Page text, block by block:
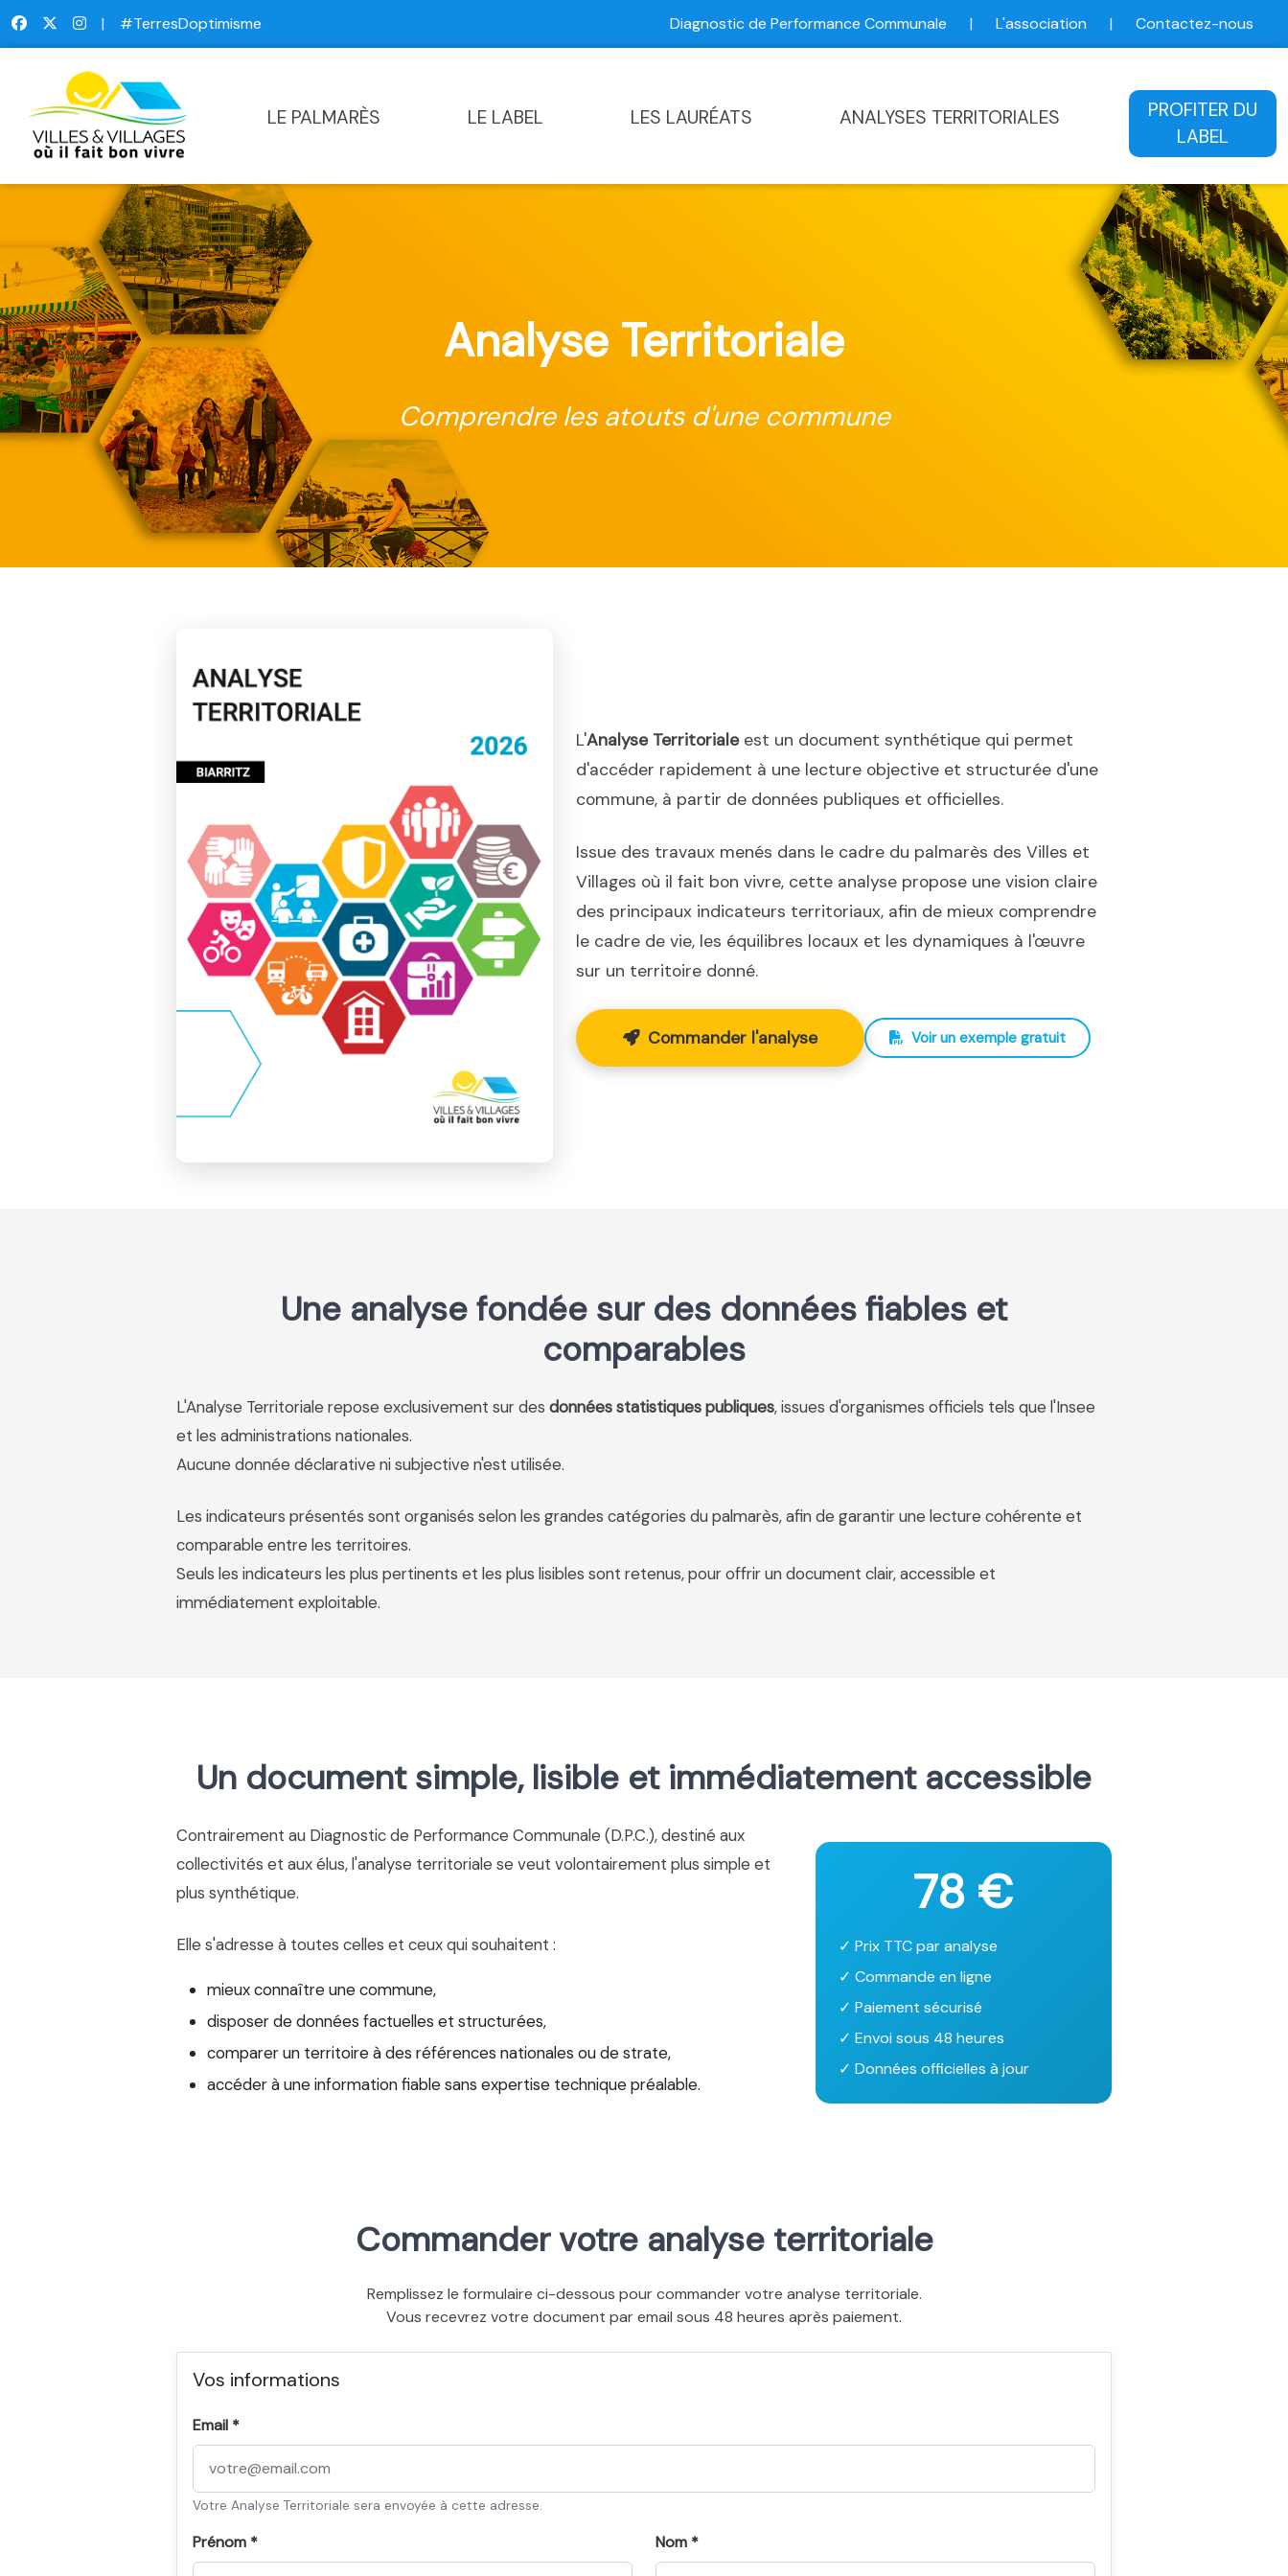
| #TerresDoptimisme Diagnostic de Performance Communale | L'association | Contactez-nous
LE PALMARÈS LE LABEL LES LAURÉATS ANALYSES TERRITORIALES
PROFITER DU
LABEL
Analyse Territoriale
Comprendre les atouts d'une commune
L'Analyse Territorialeest un document synthétique qui permet
d'accéder rapidement à une lecture objective et structurée d'une
commune, à partir de données publiques et officielles.
Issue des travaux menés dans le cadre du palmarès des Villes et
Villages où il fait bon vivre, cette analyse propose une vision claire
des principaux indicateurs territoriaux, afin de mieux comprendre
le cadre de vie, les équilibres locaux et les dynamiques à l'œuvre
sur un territoire donné.
Commander l'analyse Voir un exemple gratuit
Une analyse fondée sur des données fiables et
comparables
L'Analyse Territoriale repose exclusivement sur des données statistiques publiques, issues d'organismes officiels tels que l'Insee
et les administrations nationales.
Aucune donnée déclarative ni subjective n'est utilisée.
Les indicateurs présentés sont organisés selon les grandes catégories du palmarès, afin de garantir une lecture cohérente et
comparable entre les territoires.
Seuls les indicateurs les plus pertinents et les plus lisibles sont retenus, pour offrir un document clair, accessible et
immédiatement exploitable.
Un document simple, lisible et immédiatement accessible
Contrairement au Diagnostic de Performance Communale (D.P.C.), destiné aux
collectivités et aux élus, l'analyse territoriale se veut volontairement plus simple et
plus synthétique.
Elle s'adresse à toutes celles et ceux qui souhaitent :
mieux connaître une commune,
disposer de données factuelles et structurées,
comparer un territoire à des références nationales ou de strate,
accéder à une information fiable sans expertise technique préalable.
78 €
✓ Prix TTC par analyse
✓ Commande en ligne
✓ Paiement sécurisé
✓ Envoi sous 48 heures
✓ Données officielles à jour
Commander votre analyse territoriale
Remplissez le formulaire ci-dessous pour commander votre analyse territoriale.
Vous recevrez votre document par email sous 48 heures après paiement.
Vos informations
Email *
Votre Analyse Territoriale sera envoyée à cette adresse.
Prénom * Nom *